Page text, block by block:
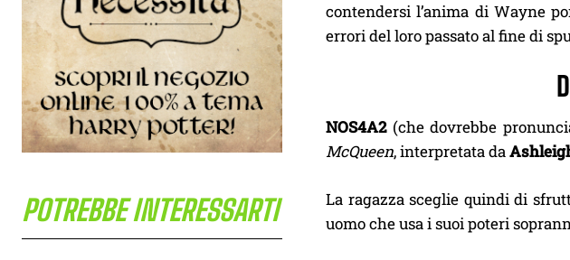
POTREBBE INTERESSARTI
contendersi l’anima di Wayne
errori del loro passato al fine di
NOS4A2(che dovrebbe
McQueen, interpretata da
La ragazza sceglie quindi di
uomo che usa i suoi poteri